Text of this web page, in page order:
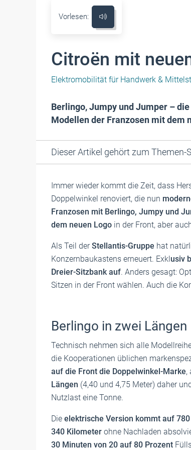
Vorlesen:
Citroën mit
Elektromobilität für Handwerk &
Berlingo, Jumpy und Jumper –
Modellen der Franzosen mit dem
Dieser Artikel gehört zum Themen-
Immer wieder kommt die Zeit, dass
Doppelwinkel renoviert, die nun
Franzosen mit Berlingo, Jumpy und
dem neuen Logo in der Front, aber
Als Teil derStellantis-Gruppe hat
Konzernbaukastens erneuert. Exklusiv
Dreier-Sitzbank auf. Anders gesagt:
Sitzen in der Front wählen. Auch die
Berlingo in zwei Längen
Technisch nehmen sich alle
die Kooperationen üblichen
auf die Front die Doppelwinkel-Marke,
Längen (4,40 und 4,75 Meter) daher
Nutzlast eine Tonne.
Die elektrische Version kommt auf
340 Kilometer ohne Nachladen
30 Minuten von 20 auf 80 Prozent